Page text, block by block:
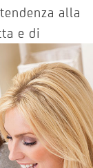
alla
e di